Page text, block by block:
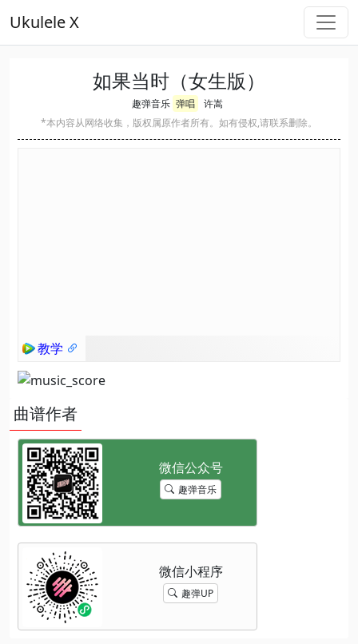
Ukulele X
如果当时（女生版）
趣弹音乐 弹唱
许嵩
*本内容从网络收集，版权属原作者所有。如有侵权,请联系删除。
教学
曲谱作者
趣弹音乐
趣弹UP